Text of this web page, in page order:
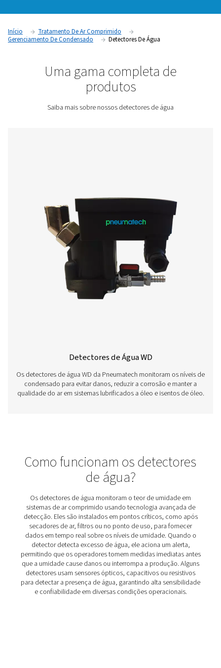
umidade precocemente, ajudando a evitar corrosão,
contaminação do produto. Instalados em pontos-chave,
drenagem oportuna — manual ou automática —
Entre em contato conosco para obter uma cotação!
Uma gama completa de
Saiba mais sobre nossos detectores de água
Detectores de Água WD
Os detectores de água WD da Pneumatech monitoram
condensado para evitar danos, reduzir a corrosão e
qualidade do ar em sistemas lubrificados a óleo e